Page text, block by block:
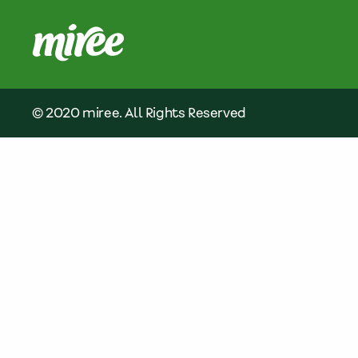
© 2020 miree. All Rights Reserved